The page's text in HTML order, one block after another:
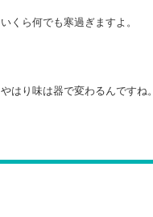
いくら何でも寒過ぎますよ。
やはり味は器で変わるんですね。